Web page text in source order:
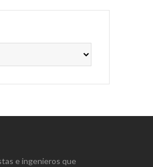
e ingenieros que